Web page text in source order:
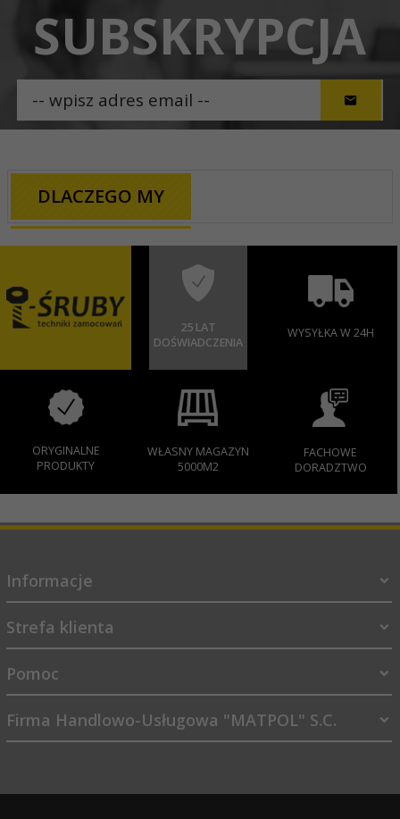
SUBSKRYPCJA
DLACZEGO MY
25 LAT
DOŚWIADCZENIA
WYSYŁKA W 24H
ORYGINALNE
PRODUKTY
WŁASNY MAGAZYN
5000M2
FACHOWE
DORADZTWO
Informacje
Strefa klienta
Pomoc
Firma Handlowo-Usługowa "MATPOL" S.C.